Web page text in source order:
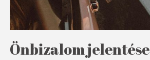
Önbizalom jelentése